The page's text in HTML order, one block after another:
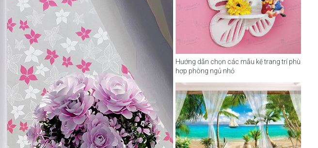
Hướng dẫn chọn các mẫu kệ trang trí phù
hợp phòng ngủ nhỏ